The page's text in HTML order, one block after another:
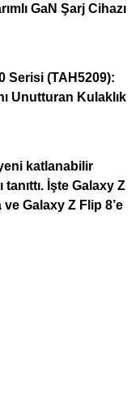
GaN Şarj Cihazı
Serisi (TAH5209):
Unutturan Kulaklık
katlanabilir
tanıttı. İşte Galaxy Z
ve Galaxy Z Flip 8’e